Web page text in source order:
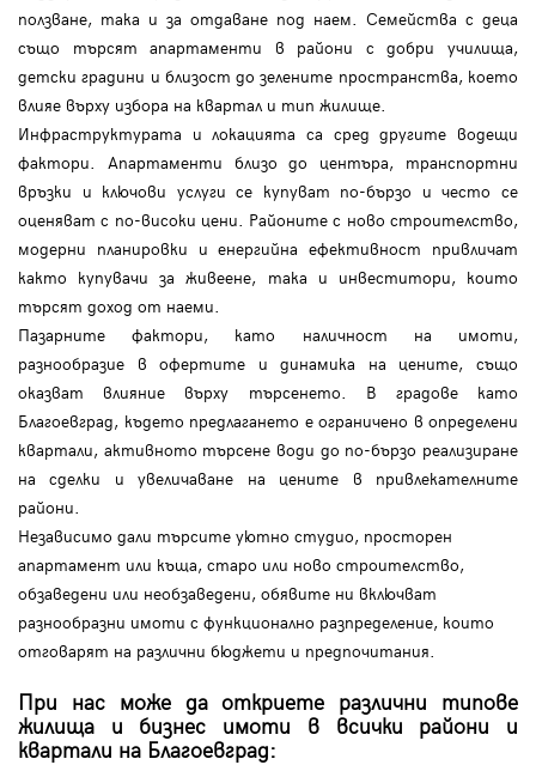
ползване, така и за отдаване под наем. Семейства с деца
също търсят апартаменти в райони с добри училища,
детски градини и близост до зелените пространства, което
влияе върху избора на квартал и тип жилище.
Инфраструктурата и локацията са сред другите водещи
фактори. Апартаменти близо до центъра, транспортни
връзки и ключови услуги се купуват по-бързо и често се
оценяват с по-високи цени. Районите с ново строителство,
модерни планировки и енергийна ефективност привличат
както купувачи за живеене, така и инвеститори, които
търсят доход от наеми.
Пазарните фактори, като наличност на имоти,
разнообразие в офертите и динамика на цените, също
оказват влияние върху търсенето. В градове като
Благоевград, където предлагането е ограничено в определени
квартали, активното търсене води до по-бързо реализиране
на сделки и увеличаване на цените в привлекателните
райони.
Независимо дали търсите уютно студио, просторен
апартамент или къща, старо или ново строителство,
обзаведени или необзаведени, обявите ни включват
разнообразни имоти с функционално разпределение, които
отговарят на различни бюджети и предпочитания.
При нас може да откриете различни типове
жилища и бизнес имоти в всички райони и
квартали на Благоевград: